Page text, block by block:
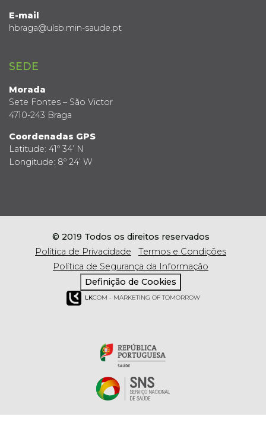
E-mail
hbraga@ulsb.min-saude.pt
SEDE
Morada
Sete Fontes – São Victor
4710-243 Braga
Coordenadas GPS
Latitude: 41º 34’ N
Longitude: 8º 24’ W
© 2019 Todos os direitos reservados
Política de Privacidade
Termos e Condições
Política de Segurança da Informação
Definição de Cookies
LKCOM - MARKETING OF TOMORROW